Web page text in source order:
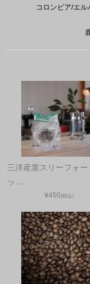
コロンビア/エ
三洋産業スリーフォー
ッ…
¥450(税込)